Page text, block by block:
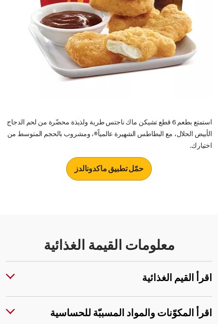
استمتع بطعم 6 قطع تشيكن ماك ناجتس طرية ولذيذة محضّرة من لحم الدجاج
الأبيض الحلال، مع البطاطس الشهيرة عالمياً®، ومشروب بالحجم المتوسط من
اختيارك.
حمّل تطبيق ماكدونالدز
معلومات القيمة الغذائية
اقرأ القيم الغذائية
اقرأ المكوّنات والمواد المسببّة للحساسية